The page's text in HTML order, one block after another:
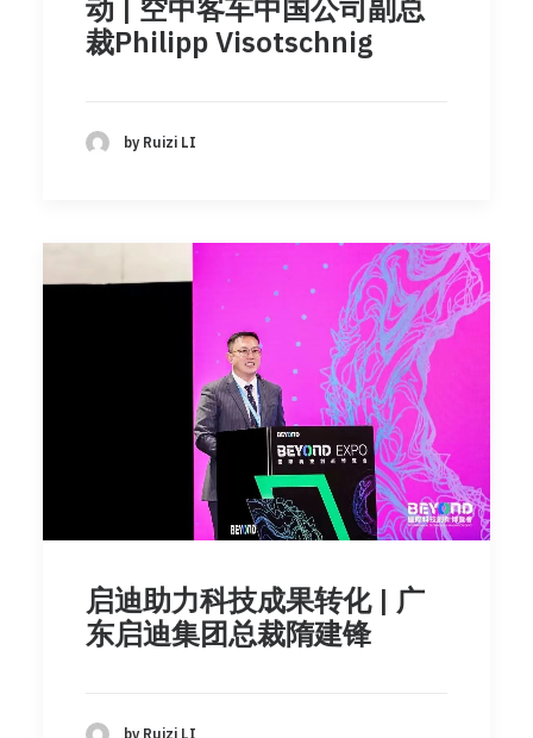
动 | 空中客车中国公司副总
裁Philipp Visotschnig
by Ruizi LI
启迪助力科技成果转化 | 广
东启迪集团总裁隋建锋
by Ruizi LI